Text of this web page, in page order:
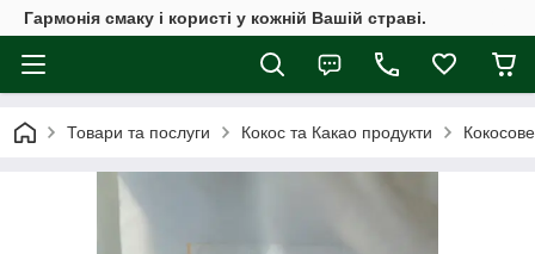
Гармонія смаку і користі у кожній Вашій страві.
Товари та послуги Кокос та Какао продукти